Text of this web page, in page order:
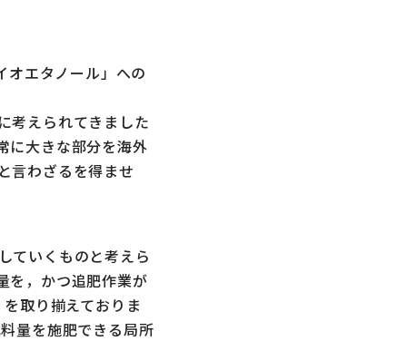
エタノール」への
考えられてきました
に大きな部分を海外
言わざるを得ませ
ていくものと考えら
を，かつ追肥作業が
取り揃えておりま
量を施肥できる局所